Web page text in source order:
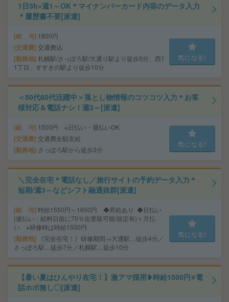
1日3h×週1～OK＊マイナンバーカード内容のデータ入力
＊履歴書不要[派遣]
給 与 1800円
交通費 交通費込
勤務地 札幌駅/さっぽろ駅/大通り駅より徒歩5分、西1
1丁目、すすきの駅より徒歩10分
気になる!
＜50代60代活躍中＞落とし物情報のコツコツ入力＊お客
様対応＆電話ナシ！週3～[派遣]
給 与 1500円 ※日払い・週払いOK
交通費 交通費全額支給
勤務地 さっぽろ駅から徒歩3分
気になる!
＼完全在宅＊電話なし／旅行サイトの予約データ入力＊
短期/週3～などシフト融通抜群[派遣]
給 与 時給1550円～1650円 ◆昇給あり ◆日払い
(速払い：給料日前に70％迄受取可能/規定有)＋月払
い ※研修時は時給1500円
勤務地
《完全在宅！》研修期間→大通駅…徒歩4分／
さっぽろ駅…徒歩7分／札幌駅…徒歩10分
気になる!
【暑い夏はひんやり在宅！】激アマ採用❥時給1500円⭐電
話ホボ無し〇[派遣]